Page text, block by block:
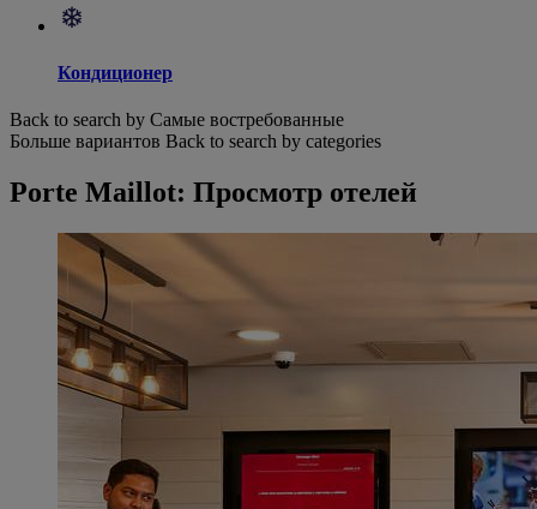
Кондиционер
Back to search by Самые востребованные
Больше вариантов Back to search by categories
Porte Maillot: Просмотр отелей